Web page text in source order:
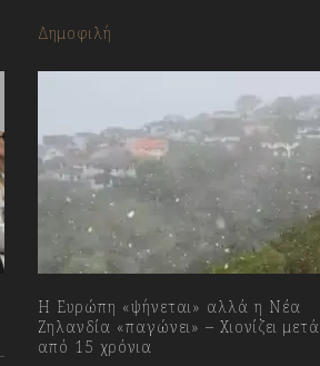
Δημοφιλή
Η Ευρώπη «ψήνεται» αλλά η Νέα
Ζηλανδία «παγώνει» – Χιονίζει μετά
από 15 χρόνια